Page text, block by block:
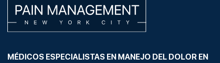
MÉDICOS ESPECIALISTAS EN MANEJO DEL DOLOR EN